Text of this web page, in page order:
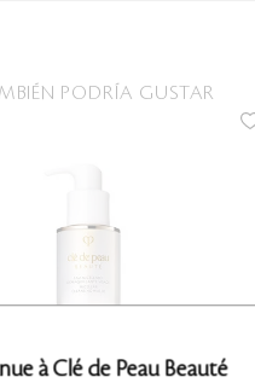
PODRÍA GUSTAR
à Clé de Peau Beauté